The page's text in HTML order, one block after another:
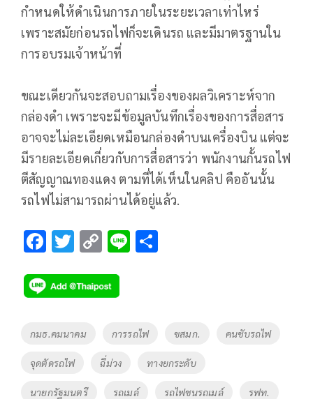
กำหนดให้ดำเนินการภายในระยะเวลาเท่าไหร่
เพราะสมัยก่อนรถไฟก็จะเดินรถ และมีมาตรฐานใน
การอบรมเจ้าหน้าที่
ขณะเดียวกันจะสอบถามเรื่องของผลวิเคราะห์จาก
กล่องดำ เพราะจะมีข้อมูลบันทึกเรื่องของการสื่อสาร
อาจจะไม่ละเอียดเหมือนกล่องดำบนเครื่องบิน แต่จะ
มีรายละเอียดเกี่ยวกับการสื่อสารว่า พนักงานกั้นรถไฟ
ตีสัญญาณทองแดง ตามที่ได้เห็นในคลิป คืออันนั้น
รถไฟไม่สามารถผ่านได้อยู่แล้ว.
F
e
b
o
o
k
T
tt
er
C
p
y
Li
n
k
Li
Tags
กมธ.คมนาคม การรถไฟ ขสมก. คนชับรถไฟ
จุดตัดรถไฟ ฉี่ม่วง ทางยกระดับ
นายกรัฐมนตรี รถเมล์ รถไฟชนรถเมล์ รฟท.